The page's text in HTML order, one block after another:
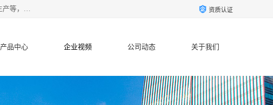
盐城哈特机械有限公司是一家非标油缸厂家，主营业务：非标液压油缸、汽车尾板油缸、cnc数控车床加工、液压油缸生产等，公司已通过了 ISO9000 质、量管理体系认证和 ISO14001、环境管理体系认证,力求成为一家以技术实力著称的多元化机械制造企业。 资质认证
产品中心 企业视频 公司动态 关于我们